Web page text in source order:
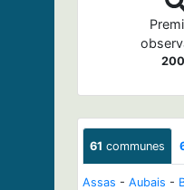
61 communes
Assas - Aubais -